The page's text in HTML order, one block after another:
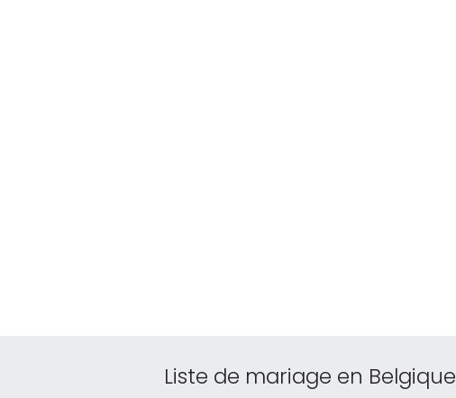
Liste de mariage en Belgique